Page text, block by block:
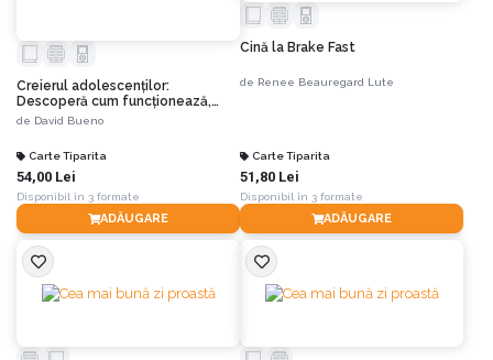
Creierul adolescenților:
Descoperă cum funcționează,
pentru a-i înțelege și a-i sprijini
de David Bueno
Carte Tiparita
54,00 Lei
Disponibil în 3 formate
ADĂUGARE
Cină la Brake Fast
de Renee Beauregard Lute
Carte Tiparita
51,80 Lei
Disponibil în 3 formate
ADĂUGARE